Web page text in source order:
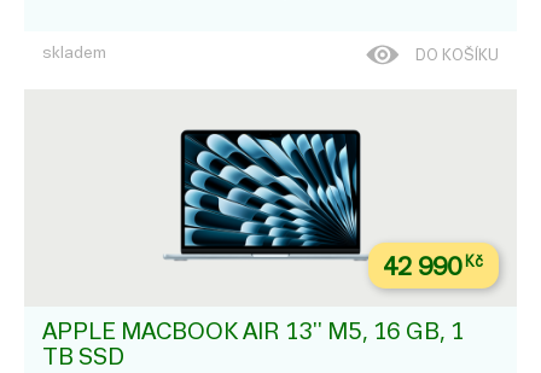
skladem DO KOŠÍKU
42 990Kč
APPLE MACBOOK AIR 13'' M5, 16 GB, 1
TB SSD